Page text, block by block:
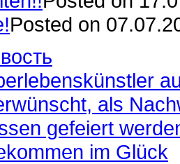
Posted on
als
gefeiert
im Glück